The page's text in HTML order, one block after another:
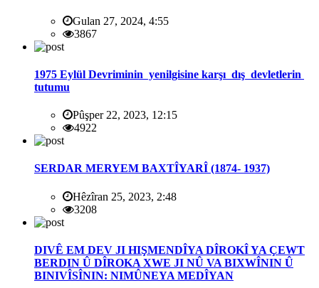
Gulan 27, 2024, 4:55
3867
1975 Eylül Devriminin yenilgisine karşı dış devletlerin
tutumu
Pûşper 22, 2023, 12:15
4922
SERDAR MERYEM BAXTÎYARÎ (1874- 1937)
Hêzîran 25, 2023, 2:48
3208
DIVÊ EM DEV JI HIŞMENDÎYA DÎROKÎ YA ÇEWT
BERDIN Û DÎROKA XWE JI NÛ VA BIXWÎNIN Û
BINIVÎSÎNIN: NIMÛNEYA MEDÎYAN